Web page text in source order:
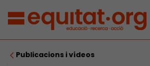
Publicacions i vídeos